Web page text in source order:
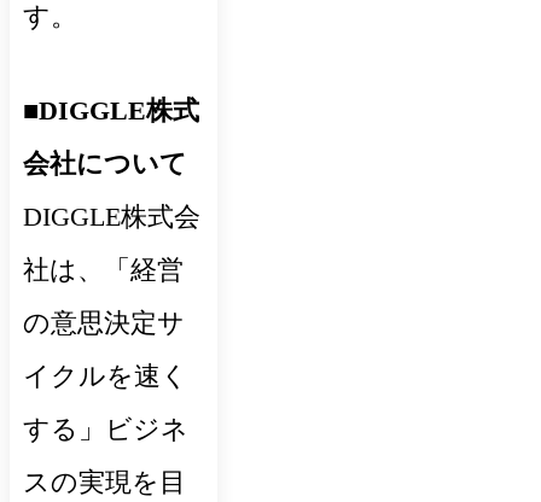
す。
■DIGGLE株式
会社について
DIGGLE株式会
社は、「経営
の意思決定サ
イクルを速く
する」ビジネ
スの実現を目